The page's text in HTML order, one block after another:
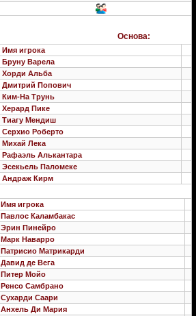
Основа:
Имя игрока
Бруну Варела
Хорди Альба
Дмитрий Попович
Ким-На Трунь
Херард Пике
Тиагу Мендиш
Серхио Роберто
Михай Лека
Рафаэль Алькантара
Эсекьель Паломеке
Андраж Кирм
Имя игрока
Павлос Каламбакас
Эрин Пинейро
Марк Наварро
Патрисио Матрикарди
Давид де Вега
Питер Мойо
Ренсо Самбрано
Сухарди Саари
Анхель Ди Мария